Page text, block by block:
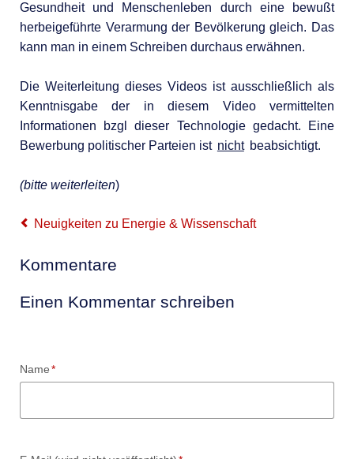
Gesundheit und Menschenleben durch eine bewußt
herbeigeführte Verarmung der Bevölkerung gleich. Das
kann man in einem Schreiben durchaus erwähnen.
Die Weiterleitung dieses Videos ist ausschließlich als
Kenntnisgabe der in diesem Video vermittelten
Informationen bzgl dieser Technologie gedacht. Eine
Bewerbung politischer Parteien ist nicht beabsichtigt.
(bitte weiterleiten)
Neuigkeiten zu Energie & Wissenschaft
Kommentare
Einen Kommentar schreiben
Pflichtfeld
Name*